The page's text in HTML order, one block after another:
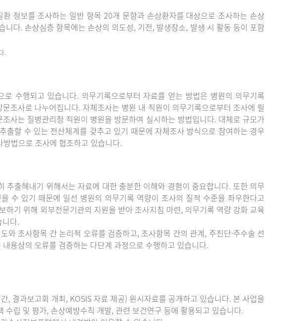
정보를 조사하는 일반 항목 20개 문항과 손상환자를 대상으로 조사하는 손상
다. 손상심층 항목에는 손상의 의도성, 기전, 발생장소, 발생 시 활동 등이 포함
.
로 수행되고 있습니다. 의무기록으로부터 자료를 얻는 방법은 병원의 의무기록
조사로 나누어집니다. 자체조사는 병원 내 직원이 의무기록으로부터 조사에 필
사는 질병관리청 직원이 병원을 방문하여 실시하는 방법입니다. 대체로 규모가
출할 수 있는 전산체계를 갖추고 있기 때문에 자체조사 방식으로 참여하는 경우
법으로 조사에 협조하고 있습니다.
추출해내기 위해서는 자료에 대한 충분한 이해와 경험이 중요합니다. 또한 의무
수 있기 때문에 일선 병원의 의무기록 역량이 조사의 질적 수준을 좌우한다고
하기 위해 외부전문기관의 지원을 받아 조사지침 마련, 의무기록 역량 강화 교육
다.
와 조사항목 간 논리적 오류를 검증하고, 조사항목 간의 관계, 주진단·주수술 선
용상의 오류를 검증하는 다단계 과정으로 수행하고 있습니다.
, 결과보고회 개최, KOSIS 자료 제공) 원시자료를 공개하고 있습니다. 본 사업을
립 및 평가, 손상예방수칙 개발, 관련 보건연구 등에 활용되고 있습니다.